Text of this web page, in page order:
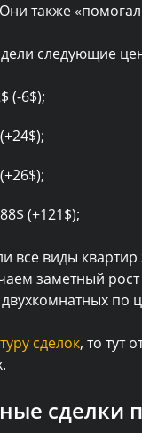
также
следующие
(-6$);
(+121$);
все виды
заметный
по
сделок, то тут
сделки